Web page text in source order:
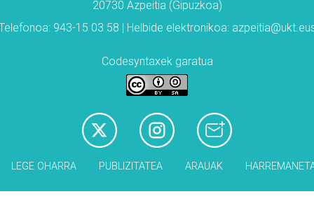
20730 Azpeitia (Gipuzkoa)
943-15 03 58 | Helbide elektronikoa:
Codesyntaxek garatua
LEGE OHARRA PUBLIZITATEA ARAUAK